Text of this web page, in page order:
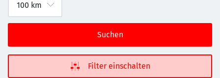
Suchen
Filter einschalten